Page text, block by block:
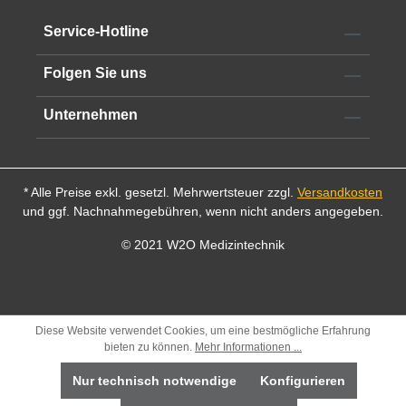
Service-Hotline
Folgen Sie uns
Unternehmen
* Alle Preise exkl. gesetzl. Mehrwertsteuer zzgl. Versandkosten
und ggf. Nachnahmegebühren, wenn nicht anders angegeben.
© 2021 W2O Medizintechnik
Diese Website verwendet Cookies, um eine bestmögliche Erfahrung
bieten zu können. Mehr Informationen ...
Nur technisch notwendige Konfigurieren